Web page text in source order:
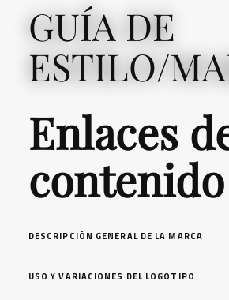
GUÍA DE
ESTILO/
Enlaces
contenido
DESCRIPCIÓN GENERAL DE LA MARCA
USO Y VARIACIONES DEL LOGOTIPO